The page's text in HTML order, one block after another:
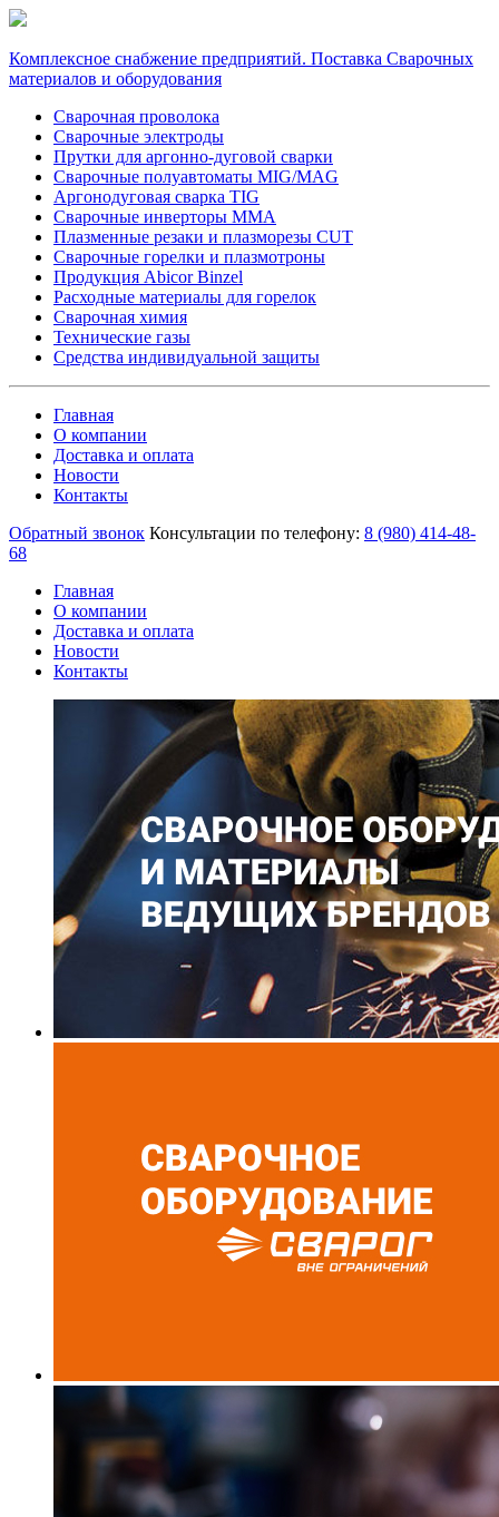
Комплексное снабжение предприятий. Поставка Сварочных
материалов и оборудования
Сварочная проволока
Сварочные электроды
Прутки для аргонно-дуговой сварки
Сварочные полуавтоматы MIG/MAG
Аргонодуговая сварка TIG
Сварочные инверторы MMA
Плазменные резаки и плазморезы CUT
Сварочные горелки и плазмотроны
Продукция Abicor Binzel
Расходные материалы для горелок
Сварочная химия
Технические газы
Средства индивидуальной защиты
Главная
О компании
Доставка и оплата
Новости
Контакты
Обратный звонок Консультации по телефону: 8 (980) 414-48-
68
Главная
О компании
Доставка и оплата
Новости
Контакты